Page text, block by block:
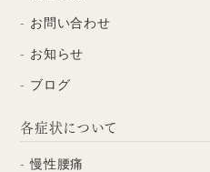
お問い合わせ
お知らせ
ブログ
各症状について
慢性腰痛